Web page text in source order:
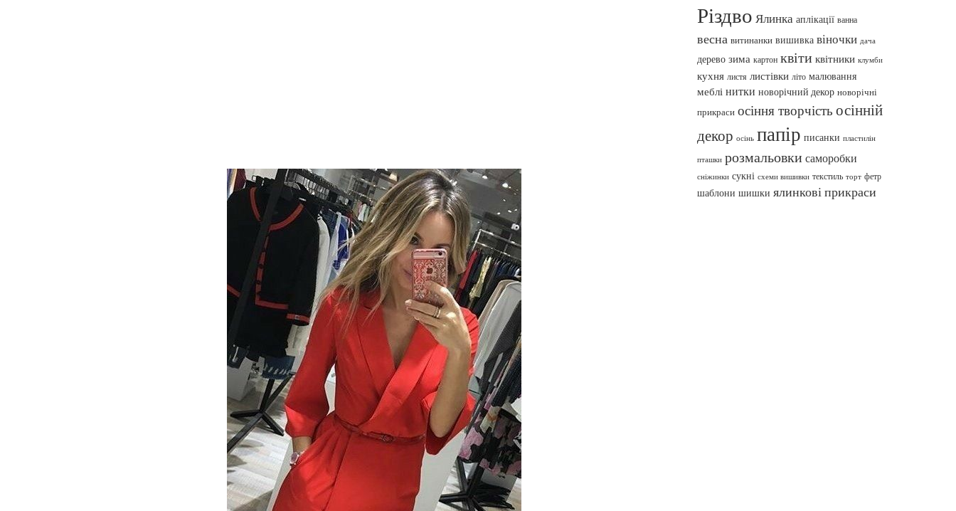
Різдво Ялинка аплікації ванна
весна витинанки вишивка віночки дача
дерево зима картон квіти квітники клумби
кухня листя листівки літо малювання
меблі нитки новорічний декор новорічні
прикраси осіння творчість осінній
декор осінь папір писанки пластилін
пташки розмальовки саморобки
сніжинки сукні схеми вишивки текстиль торт фетр
шаблони шишки ялинкові прикраси